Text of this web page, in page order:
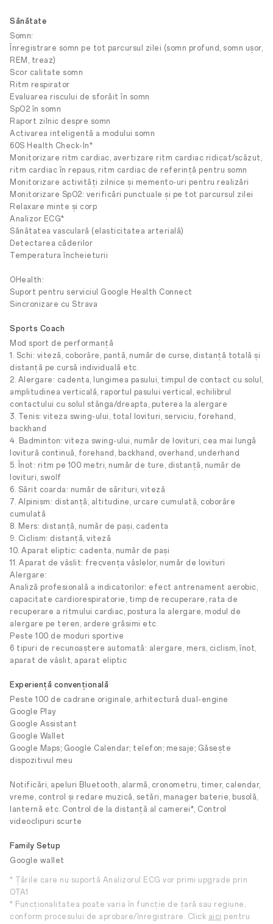
Sănătate
Somn:
Înregistrare somn pe tot parcursul zilei (somn profund, somn ușor,
REM, treaz)
Scor calitate somn
Ritm respirator
Evaluarea riscului de sforăit în somn
SpO2 în somn
Raport zilnic despre somn
Activarea inteligentă a modului somn
60S Health Check-In*
Monitorizare ritm cardiac, avertizare ritm cardiac ridicat/scăzut,
ritm cardiac în repaus, ritm cardiac de referință pentru somn
Monitorizare activități zilnice și memento-uri pentru realizări
Monitorizare SpO2: verificări punctuale și pe tot parcursul zilei
Relaxare minte și corp
Analizor ECG*
Sănătatea vasculară (elasticitatea arterială)
Detectarea căderilor
Temperatura încheieturii
OHealth:
Suport pentru serviciul Google Health Connect
Sincronizare cu Strava
Sports Coach
Mod sport de performanță
1. Schi: viteză, coborâre, pantă, număr de curse, distanță totală și
distanță pe cursă individuală etc.
2. Alergare: cadenta, lungimea pasului, timpul de contact cu solul,
amplitudinea verticală, raportul pasului vertical, echilibrul
contactului cu solul stânga/dreapta, puterea la alergare
3. Tenis: viteza swing-ului, total lovituri, serviciu, forehand,
backhand
4. Badminton: viteza swing-ului, număr de lovituri, cea mai lungă
lovitură continuă, forehand, backhand, overhand, underhand
5. Înot: ritm pe 100 metri, număr de ture, distanță, număr de
lovituri, swolf
6. Sărit coarda: număr de sărituri, viteză
7. Alpinism: distanță, altitudine, urcare cumulată, coborâre
cumulată
8. Mers: distanță, număr de pași, cadenta
9. Ciclism: distanță, viteză
10. Aparat eliptic: cadenta, număr de pași
11. Aparat de vâslit: frecvența vâslelor, număr de lovituri
Alergare:
Analiză profesională a indicatorilor: efect antrenament aerobic,
capacitate cardiorespiratorie, timp de recuperare, rata de
recuperare a ritmului cardiac, postura la alergare, modul de
alergare pe teren, ardere grăsimi etc.
Peste 100 de moduri sportive
6 tipuri de recunoaștere automată: alergare, mers, ciclism, înot,
aparat de vâslit, aparat eliptic
Experiență convențională
Peste 100 de cadrane originale, arhitectură dual-engine
Google Play
Google Assistant
Google Wallet
Google Maps; Google Calendar; telefon; mesaje; Găsește
dispozitivul meu
Notificări, apeluri Bluetooth, alarmă, cronometru, timer, calendar,
vreme, control și redare muzică, setări, manager baterie, busolă,
lanternă etc. Control de la distanță al camerei*, Control
videoclipuri scurte
Family Setup
Google wallet
* Țările care nu suportă Analizorul ECG vor primi upgrade prin
OTA1
* Funcționalitatea poate varia în funcție de țară sau regiune,
conform procesului de aprobare/înregistrare. Click aici pentru